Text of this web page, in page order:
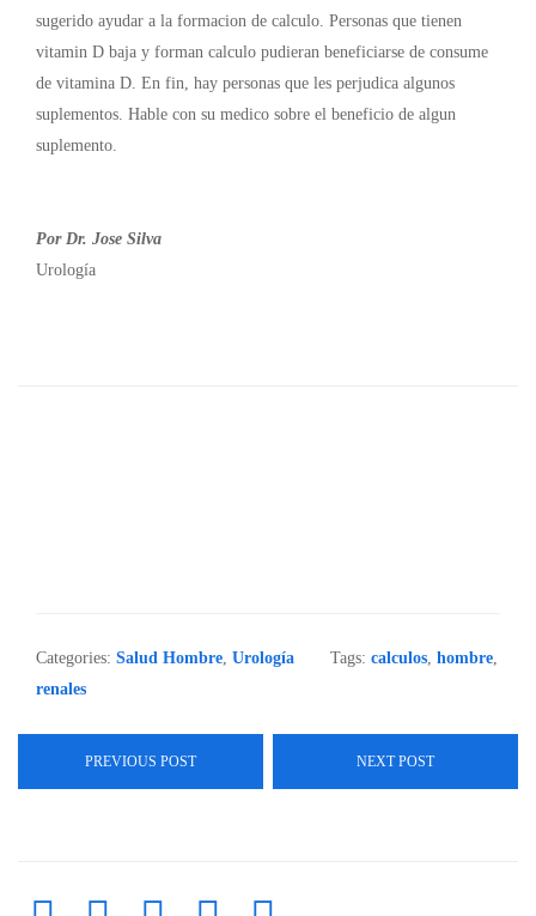
sugerido ayudar a la formacion de calculo. Personas que tienen
vitamin D baja y forman calculo pudieran beneficiarse de consume
de vitamina D. En fin, hay personas que les perjudica algunos
suplementos. Hable con su medico sobre el beneficio de algun
suplemento.
Por Dr. Jose Silva
Urología
Categories: Salud Hombre Urología Tags: calculos hombre
renales
PREVIOUS POST NEXT POST